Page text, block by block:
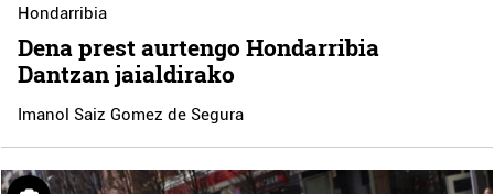
Hondarribia
Dena prest aurtengo Hondarribia
Dantzan jaialdirako
Imanol Saiz Gomez de Segura